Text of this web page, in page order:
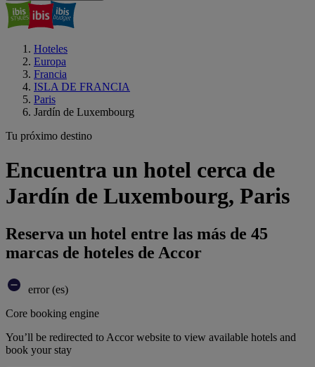
Hoteles
Europa
Francia
ISLA DE FRANCIA
Paris
Jardín de Luxembourg
Tu próximo destino
Encuentra un hotel cerca de
Jardín de Luxembourg, Paris
Reserva un hotel entre las más de 45
marcas de hoteles de Accor
error (es)
Core booking engine
You’ll be redirected to Accor website to view available hotels and
book your stay